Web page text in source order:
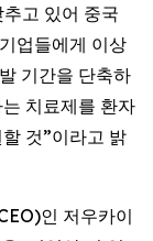
고 있어 중국
업들에게 이상
기간을 단축하
치료제를 환자
것”이라고 밝
인 저우카이